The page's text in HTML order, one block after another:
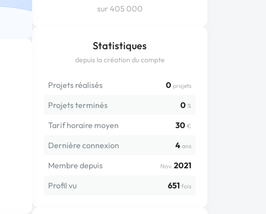
sur 405 000
Statistiques
depuis la création du compte
Projets réalisés 0 projets
Projets terminés 0 %
Tarif horaire moyen 30 €
Dernière connexion 4 ans
Membre depuis Nov. 2021
Profil vu
651 fois